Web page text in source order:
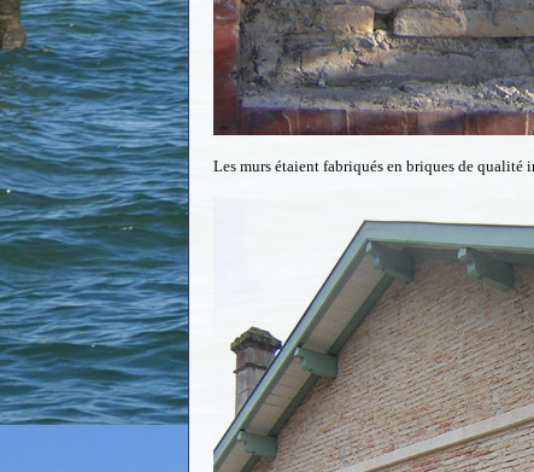
Les murs étaient fabriqués en briques de qualité